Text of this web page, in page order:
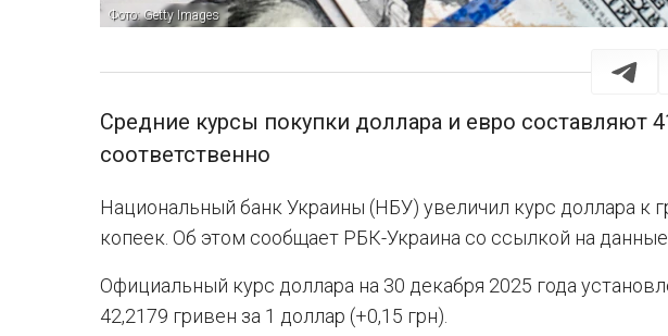
Фото: Getty Images
Средние курсы покупки доллара и евро составляют
соответственно
Национальный банк Украины (НБУ) увеличил курс доллара к
копеек. Об этом сообщает РБК-Украина со ссылкой на данные
Официальный курс доллара на 30 декабря 2025 года
42,2179 гривен за 1 доллар (+0,15 грн).